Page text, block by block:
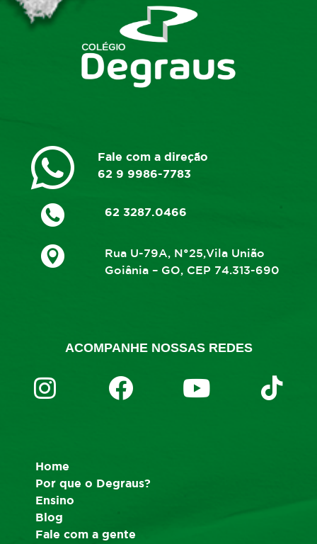
Fale com a direção
62 9 9986-7783
62 3287.0466
Rua U-79A, N°25,Vila União
Goiânia – GO, CEP 74.313-690
ACOMPANHE NOSSAS REDES
Home
Por que o Degraus?
Ensino
Blog
Fale com a gente